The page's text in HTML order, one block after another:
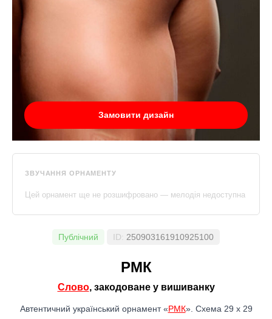
Замовити дизайн
ЗВУЧАННЯ ОРНАМЕНТУ
Цей орнамент ще не розшифровано — мелодія недоступна
Публічний ID: 250903161910925100
РМК
Слово, закодоване у вишиванку
Автентичний український орнамент «РМК». Схема 29 x 29